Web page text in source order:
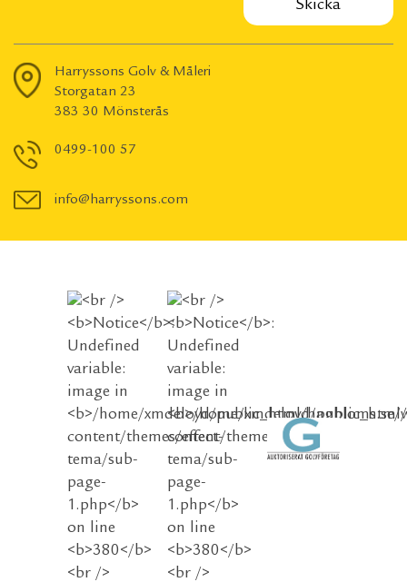
Harryssons Golv & Måleri
Storgatan 23
383 30 Mönsterås
0499-100 57
info@harryssons.com